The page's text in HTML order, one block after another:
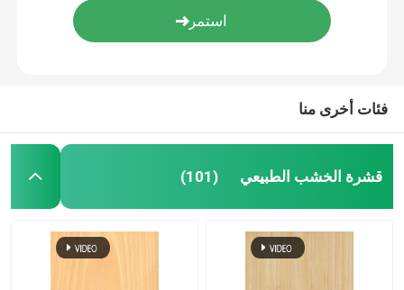
فئات أخرى منا
قشرة الخشب الطبيعي (101)